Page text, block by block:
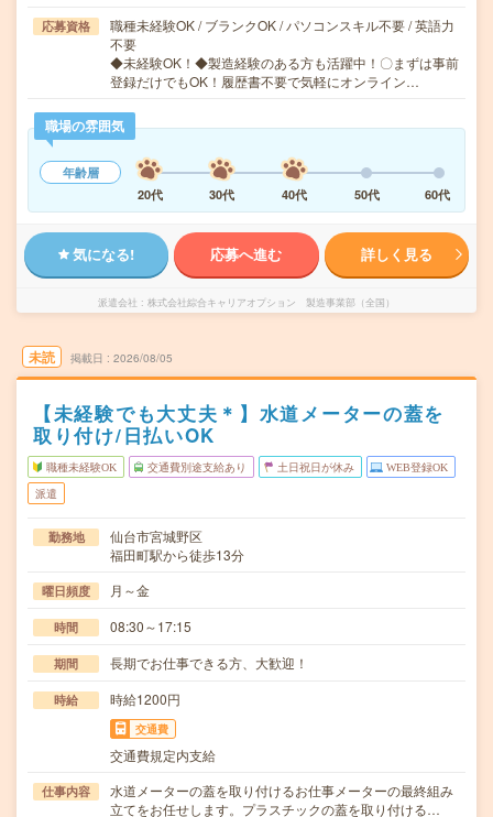
応募資格
職種未経験OK / ブランクOK / パソコンスキル不要 / 英語力
不要
◆未経験OK！◆製造経験のある方も活躍中！〇まずは事前
登録だけでもOK！履歴書不要で気軽にオンライン…
職場の雰囲気
年齢層
20代
30代 40代 50代 60代
気になる! 応募へ進む 詳しく見る
派遣会社 株式会社綜合キャリアオプション 製造事業部（全国）
未読 掲載日 2026/08/05
【未経験でも大丈夫＊】水道メーターの蓋を
取り付け/日払いOK
職種未経験OK 交通費別途支給あり 土日祝日が休み WEB登録OK
派遣
勤務地
仙台市宮城野区
福田町駅から徒歩13分
曜日頻度 月～金
時間 08:30～17:15
期間 長期でお仕事できる方、大歓迎！
時給 時給1200円
交通費
交通費規定内支給
仕事内容
水道メーターの蓋を取り付けるお仕事メーターの最終組み
立てをお任せします。プラスチックの蓋を取り付ける…